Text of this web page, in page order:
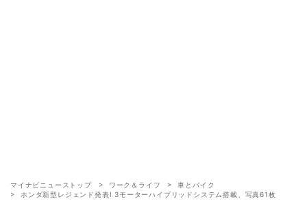
マイナビニューストップ ワーク＆ライフ
車とバイク
ホンダ新型レジェンド発表! 3モーターハイブリッドシステム搭載、写真61枚